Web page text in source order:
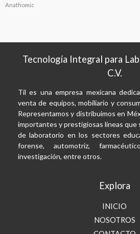
Anathomic
Tecnología Integral para
C.V.
Til es una empresa mexicana
venta de equipos, mobiliario y
Representamos y distribuimos en
importantes y prestigiosas líneas que
de laboratorio en los sectores
forense, automotriz,
investigación, entre otros.
Explora
INICIO
NOSOTROS